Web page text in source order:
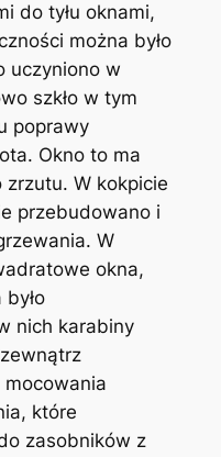
do tyłu oknami,
można było
uczyniono w
szkło w tym
poprawy
Okno to ma
W kokpicie
przebudowano i
W
okna,
nich karabiny
które
zasobników z